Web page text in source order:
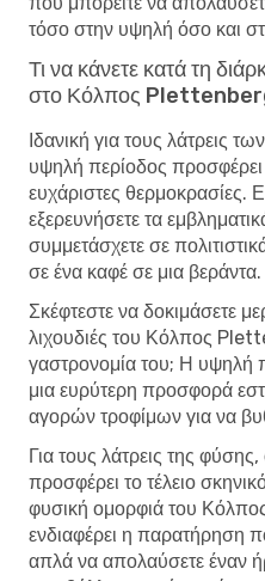
τόσο στην υψηλή όσο και
Τι να κάνετε κατά τη
στο Κόλπος
Ιδανική για τους λάτρεις
υψηλή περίοδος
ευχάριστες θερμοκρασίες.
εξερευνήσετε τα
συμμετάσχετε σε
σε ένα καφέ σε μια βεράντα.
Σκέφτεστε να δοκιμάσετε
λιχουδιές του Κόλπος
γαστρονομία του; Η υψηλή
μια ευρύτερη προσφορά
αγορών τροφίμων για να
Για τους λάτρεις της
προσφέρει το τέλειο
φυσική ομορφιά του
ενδιαφέρει η παρατήρηση
απλά να απολαύσετε έναν